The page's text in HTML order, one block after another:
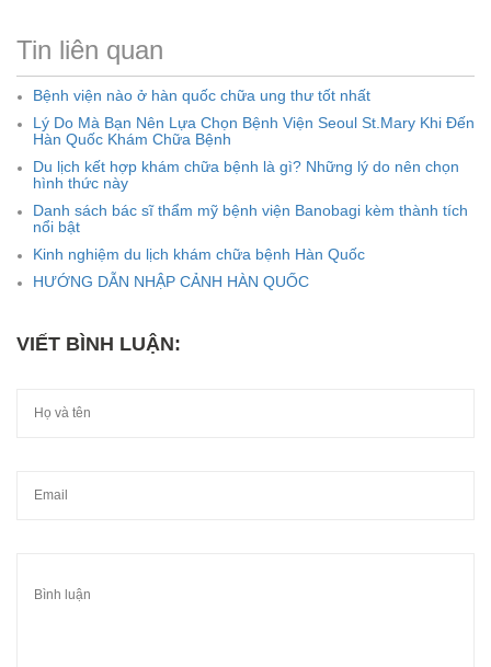
Tin liên quan
Bệnh viện nào ở hàn quốc chữa ung thư tốt nhất
Lý Do Mà Bạn Nên Lựa Chọn Bệnh Viện Seoul St.Mary Khi Đến
Hàn Quốc Khám Chữa Bệnh
Du lịch kết hợp khám chữa bệnh là gì? Những lý do nên chọn
hình thức này
Danh sách bác sĩ thẩm mỹ bệnh viện Banobagi kèm thành tích
nổi bật
Kinh nghiệm du lịch khám chữa bệnh Hàn Quốc
HƯỚNG DẪN NHẬP CẢNH HÀN QUỐC
VIẾT BÌNH LUẬN: